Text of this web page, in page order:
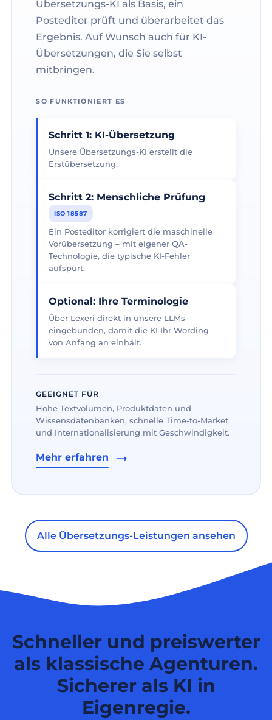
Übersetzungs-KI als Basis, ein
Posteditor prüft und überarbeitet das
Ergebnis. Auf Wunsch auch für KI-
Übersetzungen, die Sie selbst
mitbringen.
SO FUNKTIONIERT ES
Schritt 1: KI-Übersetzung
Unsere Übersetzungs-KI erstellt die
Erstübersetzung.
Schritt 2: Menschliche Prüfung
ISO 18587
Ein Posteditor korrigiert die maschinelle
Vorübersetzung – mit eigener QA-
Technologie, die typische KI-Fehler
aufspürt.
Optional: Ihre Terminologie
Über Lexeri direkt in unsere LLMs
eingebunden, damit die KI Ihr Wording
von Anfang an einhält.
GEEIGNET FÜR
Hohe Textvolumen, Produktdaten und
Wissensdatenbanken, schnelle Time-to-Market
und Internationalisierung mit Geschwindigkeit.
Mehr erfahren
Alle Übersetzungs-Leistungen ansehen
Schneller und preiswerter
als klassische Agenturen.
Sicherer als KI in
Eigenregie.